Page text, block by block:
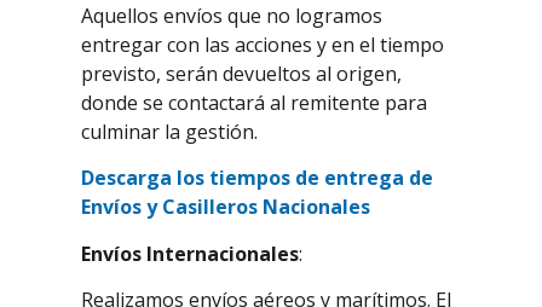
Aquellos envíos que no logramos
entregar con las acciones y en el tiempo
previsto, serán devueltos al origen,
donde se contactará al remitente para
culminar la gestión.
Descarga los tiempos de entrega de
Envíos y Casilleros Nacionales
Envíos Internacionales:
Realizamos envíos aéreos y marítimos. El